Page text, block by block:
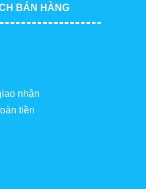
BÁN HÀNG
nhận
tiền